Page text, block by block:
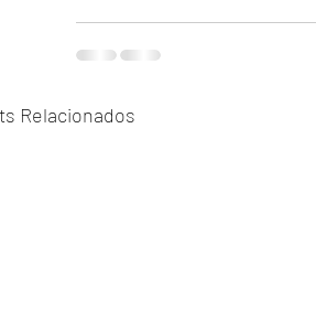
Relacionados